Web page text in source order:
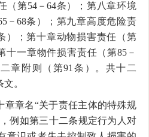
（第54－64条）；第八章环境
－68条）；第九章高度危险责
）；第十章动物损害责任（第
十一章物件损害责任（第85－
章附则（第91条）。共十二
。
章章名“关于责任主体的特殊规
例如第三十二条规定行为人对